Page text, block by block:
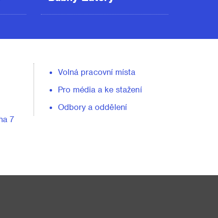
7
Volná pracovní místa
Pro média a ke stažení
Odbory a oddělení